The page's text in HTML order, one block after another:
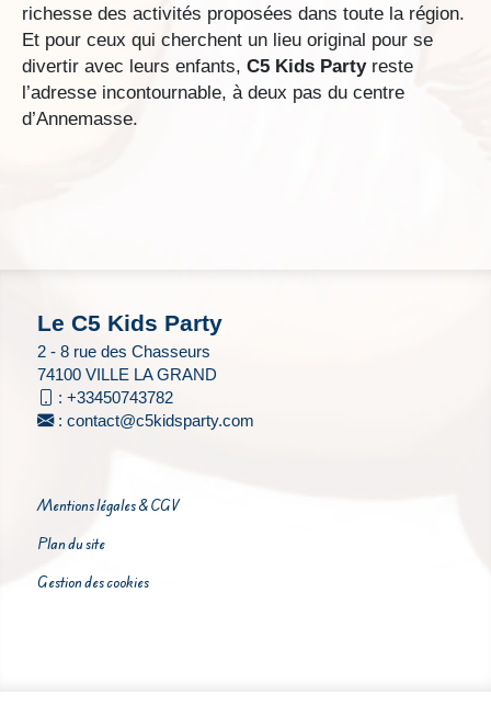
richesse des activités proposées dans toute la région.
Et pour ceux qui cherchent un lieu original pour se
divertir avec leurs enfants, C5 Kids Partyreste
l’adresse incontournable, à deux pas du centre
d’Annemasse.
Le C5 Kids Party
2 - 8 rue des Chasseurs
74100 VILLE LA GRAND
: +33450743782
: contact@c5kidsparty.com
Mentions légales & CGV
Plan du site
Gestion des cookies